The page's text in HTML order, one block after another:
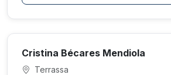
Cristina Bécares Mendiola
Terrassa